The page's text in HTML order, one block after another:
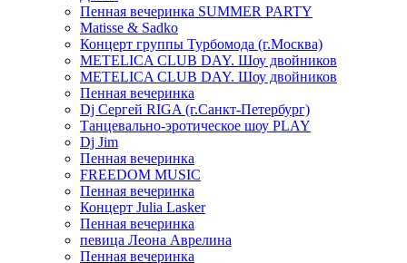
Пенная вечеринка SUMMER PARTY
Matisse & Sadko
Концерт группы Турбомода (г.Москва)
METELICA CLUB DAY. Шоу двойников
METELICA CLUB DAY. Шоу двойников
Пенная вечеринка
Dj Сергей RIGA (г.Санкт-Петербург)
Танцевально-эротическое шоу PLAY
Dj Jim
Пенная вечеринка
FREEDOM MUSIC
Пенная вечеринка
Концерт Julia Lasker
Пенная вечеринка
певица Леона Аврелина
Пенная вечеринка